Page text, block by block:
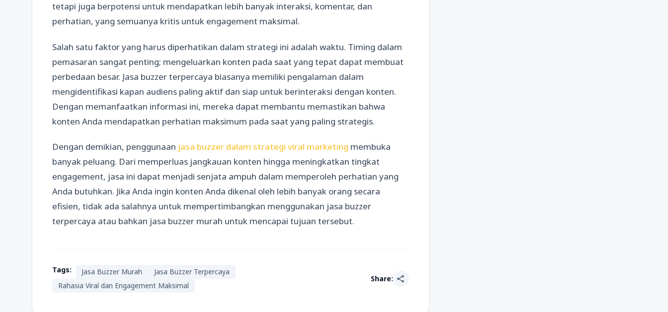
tetapi juga berpotensi untuk mendapatkan lebih banyak interaksi, komentar, dan
perhatian, yang semuanya kritis untuk engagement maksimal.
Salah satu faktor yang harus diperhatikan dalam strategi ini adalah waktu. Timing dalam
pemasaran sangat penting; mengeluarkan konten pada saat yang tepat dapat membuat
perbedaan besar. Jasa buzzer terpercaya biasanya memiliki pengalaman dalam
mengidentifikasi kapan audiens paling aktif dan siap untuk berinteraksi dengan konten.
Dengan memanfaatkan informasi ini, mereka dapat membantu memastikan bahwa
konten Anda mendapatkan perhatian maksimum pada saat yang paling strategis.
Dengan demikian, penggunaan jasa buzzer dalam strategi viral marketing membuka
banyak peluang. Dari memperluas jangkauan konten hingga meningkatkan tingkat
engagement, jasa ini dapat menjadi senjata ampuh dalam memperoleh perhatian yang
Anda butuhkan. Jika Anda ingin konten Anda dikenal oleh lebih banyak orang secara
efisien, tidak ada salahnya untuk mempertimbangkan menggunakan jasa buzzer
terpercaya atau bahkan jasa buzzer murah untuk mencapai tujuan tersebut.
Tags: Jasa Buzzer Murah
Jasa Buzzer Terpercaya
Rahasia Viral dan Engagement Maksimal
Share: share